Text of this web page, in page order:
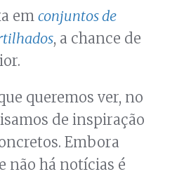
em conjuntos de
, a chance de
queremos ver, no
de inspiração
Embora
não há notícias é